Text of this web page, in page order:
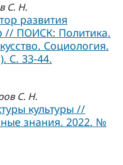
С. Н.
развития
// ПОИСК: Политика.
Социология.
С. 33-44.
С. Н.
культуры //
знания. 2022. №